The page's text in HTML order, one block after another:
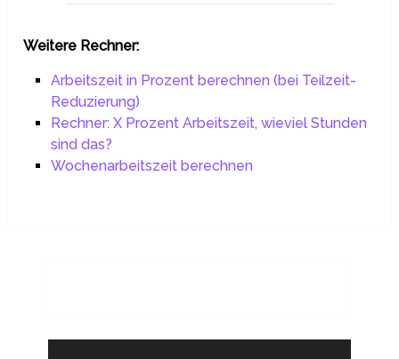
Weitere Rechner:
Arbeitszeit in Prozent berechnen (bei Teilzeit-
Reduzierung)
Rechner: X Prozent Arbeitszeit, wieviel Stunden
sind das?
Wochenarbeitszeit berechnen